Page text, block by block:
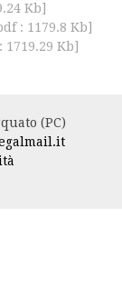
Kb]
: 1179.8 Kb]
1719.29 Kb]
(PC)